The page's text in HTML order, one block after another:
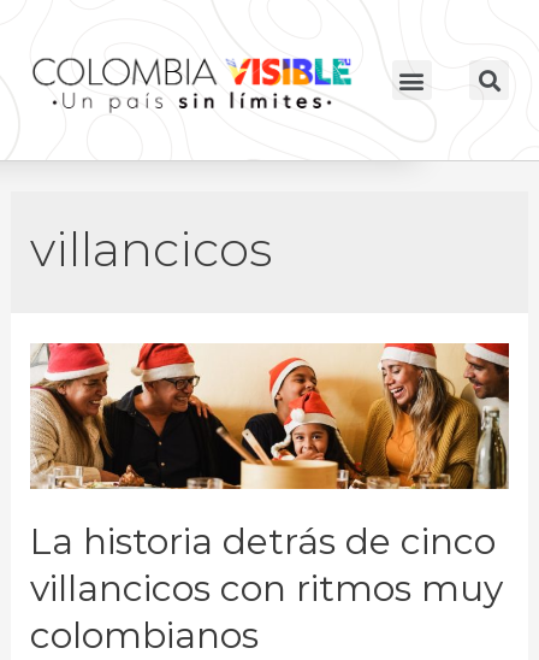
villancicos
La historia detrás de cinco
villancicos con ritmos muy
colombianos